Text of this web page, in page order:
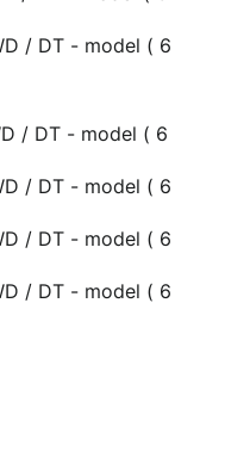
DT - model ( 6